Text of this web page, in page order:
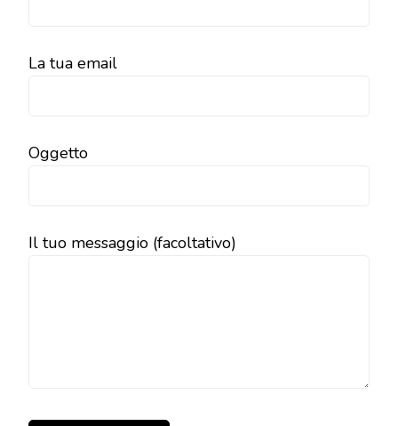
La tua email
Oggetto
Il tuo messaggio (facoltativo)